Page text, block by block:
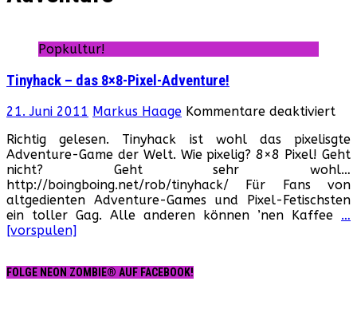
Popkultur!
Tinyhack – das 8×8-Pixel-Adventure!
21. Juni 2011 Markus Haage Kommentare deaktiviertfür
–
das
Richtig gelesen. Tinyhack ist wohl das pixelisgte
Adventure-Game der Welt. Wie pixelig? 8×8 Pixel! Geht
nicht? Geht sehr wohl…
http://boingboing.net/rob/tinyhack/ Für Fans von
altgedienten Adventure-Games und Pixel-Fetischsten
ein toller Gag. Alle anderen können ’nen Kaffee …
[vorspulen]
FOLGE NEON ZOMBIE® AUF FACEBOOK!